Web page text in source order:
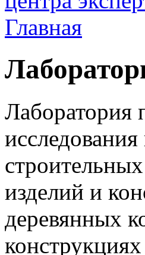
Главная
Лаборатория
изделий и
деревянных